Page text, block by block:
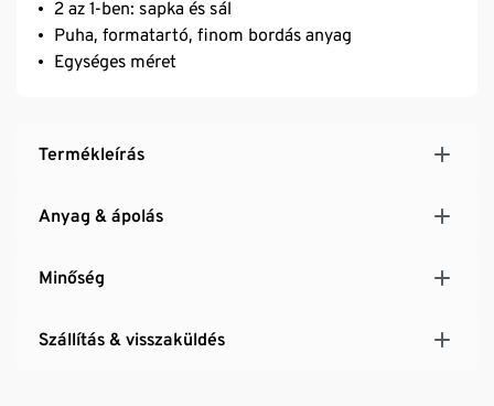
2 az 1-ben: sapka és sál
Puha, formatartó, finom bordás anyag
Egységes méret
Termékleírás
Anyag & ápolás
Minőség
Szállítás & visszaküldés